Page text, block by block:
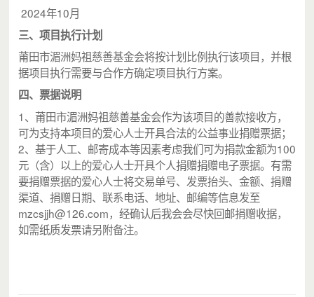
2024年10月
三、项目执行计划
莆田市湄洲妈祖慈善基金会将按计划比例执行该项目，并根
据项目执行需要与合作方确定项目执行方案。
四、 票据说明
1、莆田市湄洲妈祖慈善基金会作为该项目的善款接收方，
可为支持本项目的爱心人士开具合法的公益事业捐赠票据；
2、基于人工、邮寄成本等因素考虑我们可为捐款金额为100
元（含）以上的爱心人士开具个人捐赠捐赠电子票据。有需
要捐赠票据的爱心人士将交易单号、发票抬头、金额、捐赠
渠道、捐赠日期、联系电话、地址、邮编等信息发至
mzcsjjh@126.com，经确认后我会会尽快回邮捐赠收据，
如需纸质发票请另附备注。